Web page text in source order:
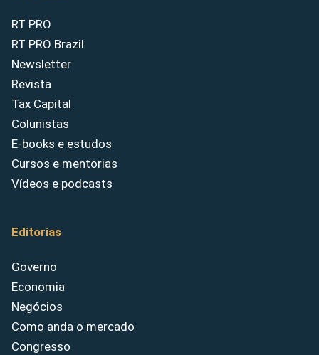
RT PRO
RT PRO Brazil
Newsletter
Revista
Tax Capital
Colunistas
E-books e estudos
Cursos e mentorias
Vídeos e podcasts
Editorias
Governo
Economia
Negócios
Como anda o mercado
Congresso